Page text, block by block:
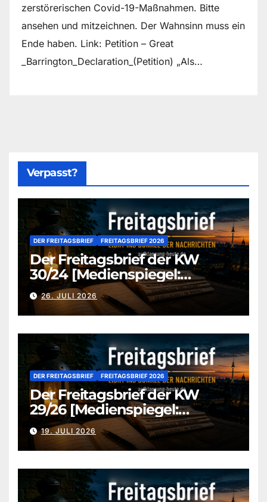
zerstörerischen Covid-19-Maßnahmen. Bitte
ansehen und mitzeichnen. Der Wahnsinn muss ein
Ende haben. Link: Petition – Great
_Barrington_Declaration_(Petition) „Als…
Verpasst?
DER FREITAGSBRIEF FREITAGSBRIEF 2026
Der Freitagsbrief der KW
30/24 [Medienspiegel:
aufklaerung-heute-de]
26. JULI 2026
DER FREITAGSBRIEF FREITAGSBRIEF 2026
Der Freitagsbrief der KW
29/26 [Medienspiegel:
aufklaerung-heute.de]
19. JULI 2026